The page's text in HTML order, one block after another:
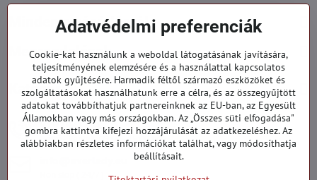
Minden a vásárlásról
Megrendelések
Kategóriák
919 060 751
Hétfő - Péntek: 09:00 - 15:00 hod.
Adatvédelmi preferenciák
Cookie-kat használunk a weboldal látogatásának javítására,
teljesítményének elemzésére és a használattal kapcsolatos
adatok gyűjtésére. Harmadik féltől származó eszközöket és
szolgáltatásokat használhatunk erre a célra, és az összegyűjtött
adatokat továbbíthatjuk partnereinknek az EU-ban, az Egyesült
Államokban vagy más országokban. Az „Összes süti elfogadása"
gombra kattintva kifejezi hozzájárulását az adatkezeléshez. Az
alábbiakban részletes információkat találhat, vagy módosíthatja
beállításait.